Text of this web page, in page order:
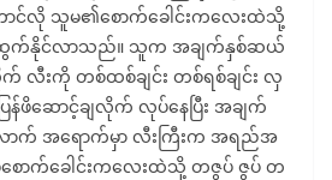
ာင်လို သူမ၏စောက်ခေါင်းကလေးထဲသို့
င်ထွက်နိုင်လာသည်။ သူက အချက်နှစ်ဆယ်
လီးကို တစ်ထစ်ချင်း တစ်ရစ်ချင်း လှ
ဖိဆောင့်ချလိုက် လုပ်နေပြီး အချက်
ောက် အရောက်မှာ လီးကြီးက အရည်အ
စောက်ခေါင်းကလေးထဲသို့ တဇွပ် ဇွပ် တ